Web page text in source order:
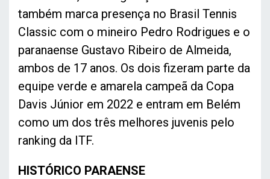
também marca presença no Brasil Tennis
Classic com o mineiro Pedro Rodrigues e o
paranaense Gustavo Ribeiro de Almeida,
ambos de 17 anos. Os dois fizeram parte da
equipe verde e amarela campeã da Copa
Davis Júnior em 2022 e entram em Belém
como um dos três melhores juvenis pelo
ranking da ITF.
HISTÓRICO PARAENSE